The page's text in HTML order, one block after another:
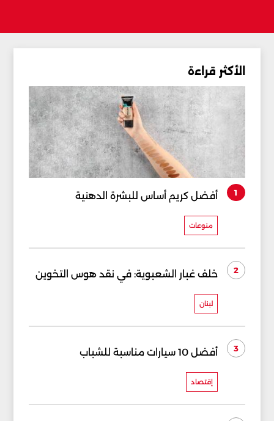
الأكثر قراءة
1 أفضل كريم أساس للبشرة الدهنية
منوعات
2 خلف غبار الشعبوية: في نقد هوس التخوين
لبنان
3 أفضل 10 سيارات مناسبة للشباب
إقتصاد